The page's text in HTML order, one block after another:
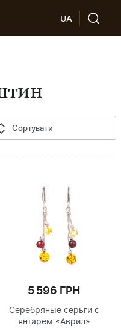
UA
Сортувати
5 596 ГРН
Серебряные серьги с
янтарем «Аврил»